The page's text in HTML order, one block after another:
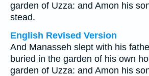
garden of Uzza: and Amon his
stead.
English Revised Version
And Manasseh slept with his
buried in the garden of his own
garden of Uzza: and Amon his